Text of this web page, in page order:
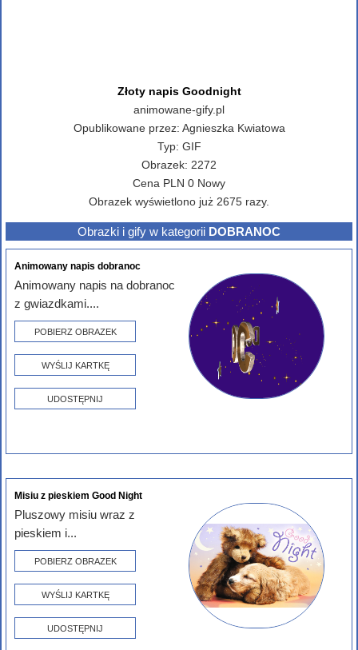
Złoty napis Goodnight
animowane-gify.pl
Opublikowane przez: Agnieszka Kwiatowa
Typ: GIF
Obrazek: 2272
Cena PLN 0 Nowy
Obrazek wyświetlono już 2675 razy.
Obrazki i gify w kategorii DOBRANOC
Animowany napis dobranoc
Animowany napis na dobranoc
z gwiazdkami....
POBIERZ OBRAZEK
WYŚLIJ KARTKĘ
UDOSTĘPNIJ
Misiu z pieskiem Good Night
Pluszowy misiu wraz z
pieskiem i...
POBIERZ OBRAZEK
WYŚLIJ KARTKĘ
UDOSTĘPNIJ